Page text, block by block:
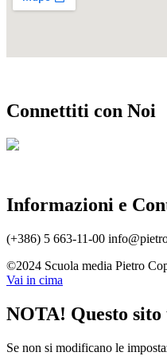
Connettiti con Noi
Informazioni e
(+386) 5 663-11-00
©2024 Scuola media Pietro
Vai in cima
NOTA! Questo
Se non si modificano le